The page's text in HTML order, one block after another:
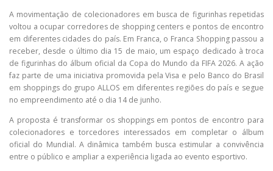
A movimentação de colecionadores em busca de figurinhas repetidas
voltou a ocupar corredores de shopping centers e pontos de encontro
em diferentes cidades do país. Em Franca, o Franca Shopping passou a
receber, desde o último dia 15 de maio, um espaço dedicado à troca
de figurinhas do álbum oficial da Copa do Mundo da FIFA 2026. A ação
faz parte de uma iniciativa promovida pela Visa e pelo Banco do Brasil
em shoppings do grupo ALLOS em diferentes regiões do país e segue
no empreendimento até o dia 14 de junho.
A proposta é transformar os shoppings em pontos de encontro para
colecionadores e torcedores interessados em completar o álbum
oficial do Mundial. A dinâmica também busca estimular a convivência
entre o público e ampliar a experiência ligada ao evento esportivo.